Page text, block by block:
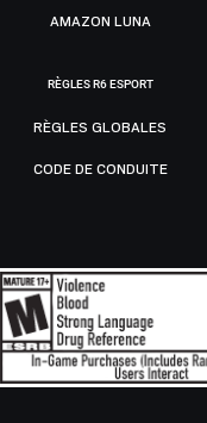
AMAZON LUNA
RÈGLES R6 ESPORT
RÈGLES GLOBALES
CODE DE CONDUITE